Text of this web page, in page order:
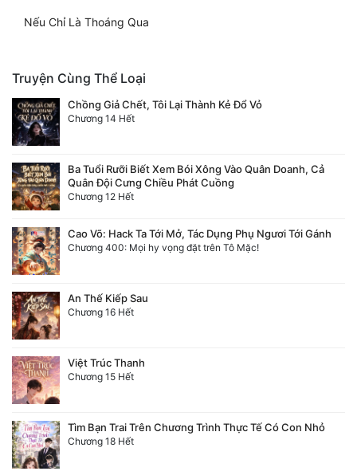
Đẹp
Đẹp Hiệp
Tính Cách Nhân Vật :
Cơ Trí
Sát Phạt Quyết Đoán
Vô Sỉ
Điềm Đạm
Nếu Chỉ Là Thoáng Qua
Truyện Cùng Thể Loại
Chồng Giả Chết, Tôi Lại Thành Kẻ Đổ Vỏ
Chương 14 Hết
Ba Tuổi Rưỡi Biết Xem Bói Xông Vào Quân Doanh, Cả
Quân Đội Cưng Chiều Phát Cuồng
Chương 12 Hết
Cao Võ: Hack Ta Tới Mở, Tác Dụng Phụ Ngươi Tới Gánh
Chương 400: Mọi hy vọng đặt trên Tô Mặc!
An Thế Kiếp Sau
Chương 16 Hết
Việt Trúc Thanh
Chương 15 Hết
Tìm Bạn Trai Trên Chương Trình Thực Tế Có Con Nhỏ
Chương 18 Hết